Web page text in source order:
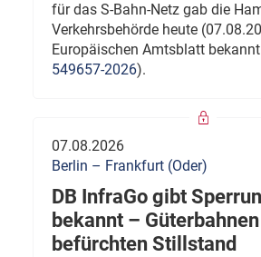
für das S-Bahn-Netz gab die
Verkehrsbehörde heute
Europäischen Amtsblatt bekannt
549657-2026).
07.08.2026
Berlin – Frankfurt (Oder)
DB InfraGo gibt
bekannt – Güterbahnen
befürchten Stillstand